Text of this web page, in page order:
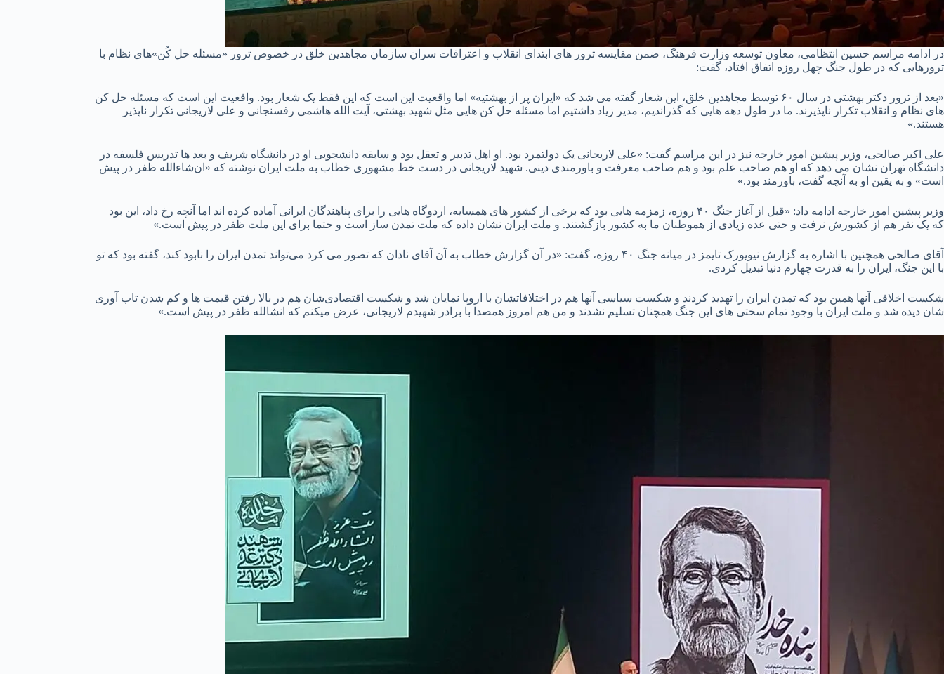
در ادامه مراسم حسین انتظامی، معاون توسعه وزارت فرهنگ، ضمن مقایسه ترور های ابتدای انقلاب و اعترافات سران سازمان مجاهدین خلق در خصوص ترور «مسئله حل کُن»های نظام با
ترورهایی که در طول جنگ چهل روزه اتفاق افتاد، گفت:
«بعد از ترور دکتر بهشتی در سال ۶۰ توسط مجاهدین خلق، این شعار گفته می شد که «ایران پر از بهشتیه» اما واقعیت این است که این فقط یک شعار بود. واقعیت این است که مسئله حل کن
های نظام و انقلاب تکرار ناپذیرند. ما در طول دهه هایی که گذراندیم، مدیر زیاد داشتیم اما مسئله حل کن هایی مثل شهید بهشتی، آیت الله هاشمی رفسنجانی و علی لاریجانی تکرار ناپذیر
هستند.»
علی اکبر صالحی، وزیر پیشین امور خارجه نیز در این مراسم گفت: «علی لاریجانی یک دولتمرد بود. او اهل تدبیر و تعقل بود و سابقه دانشجویی او در دانشگاه شریف و بعد ها تدریس فلسفه در
دانشگاه تهران نشان می دهد که او هم صاحب علم بود و هم صاحب معرفت و باورمندی دینی. شهید لاریجانی در دست خط مشهوری خطاب به ملت ایران نوشته که «ان‌شاءالله ظفر در پیش
است» و به یقین او به آنچه گفت، باورمند بود.»
وزیر پیشین امور خارجه ادامه داد: «قبل از آغاز جنگ ۴۰ روزه، زمزمه هایی بود که برخی از کشور های همسایه، اردوگاه هایی را برای پناهندگان ایرانی آماده کرده اند اما آنچه رخ داد، این بود
که یک نفر هم از کشورش نرفت و حتی عده زیادی از هموطنان ما به کشور بازگشتند. و ملت ایران نشان داده که ملت تمدن ساز است و حتما برای این ملت ظفر در پیش است.»
آقای صالحی همچنین با اشاره به گزارش نیویورک تایمز در میانه جنگ ۴۰ روزه، گفت: «در آن گزارش خطاب به آن آقای نادان که تصور می کرد می‌تواند تمدن ایران را نابود کند، گفته بود که تو
با این جنگ، ایران را به قدرت چهارم دنیا تبدیل کردی.
شکست اخلاقی آنها همین بود که تمدن ایران را تهدید کردند و شکست سیاسی آنها هم در اختلافاتشان با اروپا نمایان شد و شکست اقتصادی‌شان هم در بالا رفتن قیمت ها و کم شدن تاب آوری
شان دیده شد و ملت ایران با وجود تمام سختی های این جنگ همچنان تسلیم نشدند و من هم امروز همصدا با برادر شهیدم لاریجانی، عرض میکنم که انشالله ظفر در پیش است.»